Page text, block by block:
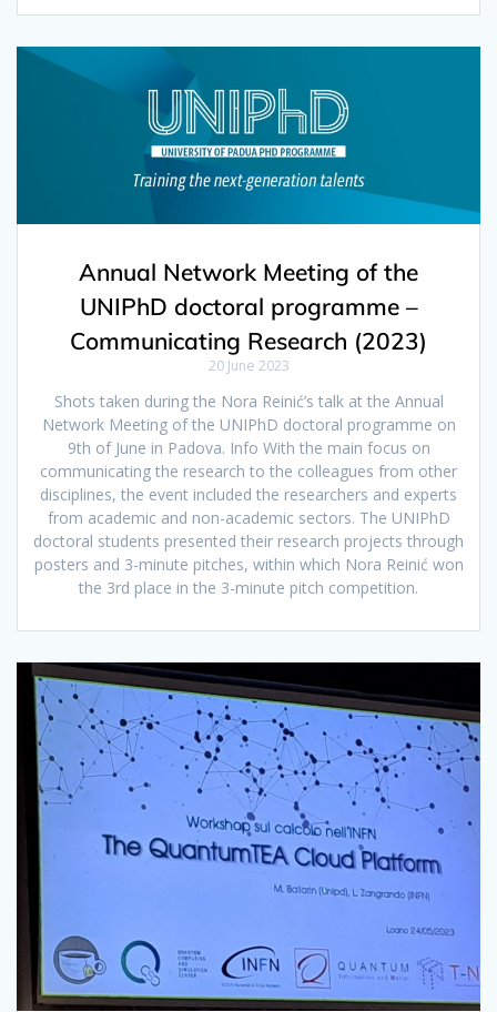
Annual Network Meeting of the
UNIPhD doctoral programme –
Communicating Research (2023)
20 June 2023
Shots taken during the Nora Reinić’s talk at the Annual
Network Meeting of the UNIPhD doctoral programme on
9th of June in Padova. Info With the main focus on
communicating the research to the colleagues from other
disciplines, the event included the researchers and experts
from academic and non-academic sectors. The UNIPhD
doctoral students presented their research projects through
posters and 3-minute pitches, within which Nora Reinić won
the 3rd place in the 3-minute pitch competition.